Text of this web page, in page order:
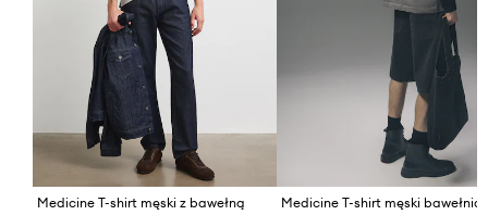
Medicine T-shirt męski z bawełną
Medicine T-shirt męski